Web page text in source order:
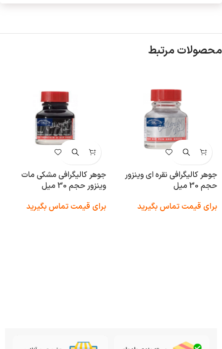
محصولات مرتبط
جوهر کالیگرافی نقره ای وینزور
حجم 30 میل
برای قیمت تماس بگیرید
جوهر کالیگرافی مشکی مات
وینزور حجم 30 میل
برای قیمت تماس بگیرید